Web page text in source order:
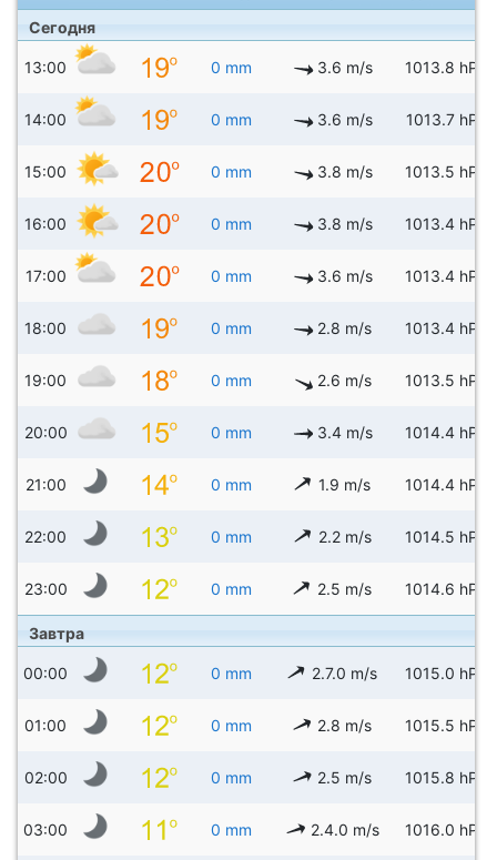
Сегодня
13:00 0 mm 3.6 m/s 1013.8 hPa
14:00 0 mm 3.6 m/s 1013.7 hPa
15:00 0 mm 3.8 m/s 1013.5 hPa
16:00 0 mm 3.8 m/s 1013.4 hPa
17:00 0 mm 3.6 m/s 1013.4 hPa
18:00 0 mm 2.8 m/s 1013.4 hPa
19:00 0 mm 2.6 m/s 1013.5 hPa
20:00 0 mm 3.4 m/s 1014.4 hPa
21:00 0 mm 1.9 m/s 1014.4 hPa
22:00 0 mm 2.2 m/s 1014.5 hPa
23:00 0 mm 2.5 m/s 1014.6 hPa
Завтра
00:00 0 mm 2.7.0 m/s 1015.0 hPa
01:00 0 mm 2.8 m/s 1015.5 hPa
02:00 0 mm 2.5 m/s 1015.8 hPa
03:00 0 mm 2.4.0 m/s 1016.0 hPa